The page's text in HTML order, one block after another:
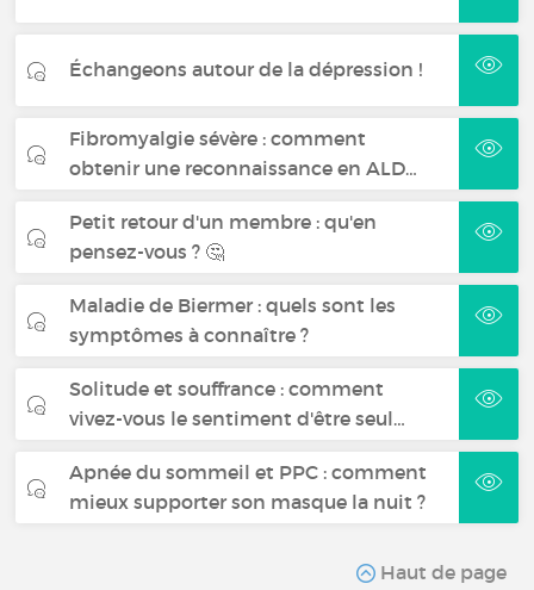
Échangeons autour de la dépression !
Fibromyalgie sévère : comment
obtenir une reconnaissance en ALD…
Petit retour d'un membre : qu'en
pensez-vous ? 🤔
Maladie de Biermer : quels sont les
symptômes à connaître ?
Solitude et souffrance : comment
vivez-vous le sentiment d'être seul…
Apnée du sommeil et PPC : comment
mieux supporter son masque la nuit ?
Haut de page